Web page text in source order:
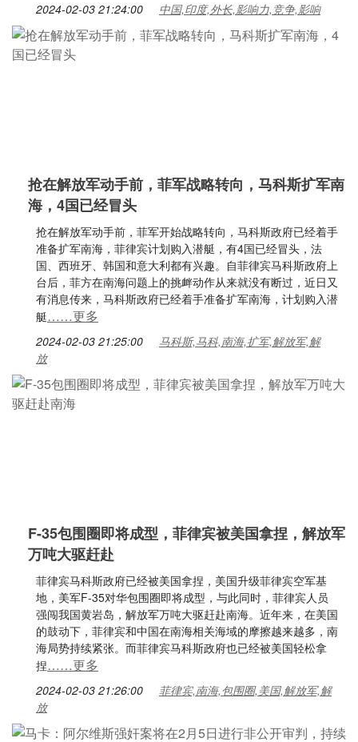
2024-02-03 21:24:00 中国,印度,外长,影响力,竞争,影响
抢在解放军动手前，菲军战略转向，马科斯扩军南
海，4国已经冒头
抢在解放军动手前，菲军开始战略转向，马科斯政府已经着手
准备扩军南海，菲律宾计划购入潜艇，有4国已经冒头，法
国、西班牙、韩国和意大利都有兴趣。自菲律宾马科斯政府上
台后，菲方在南海问题上的挑衅动作从来就没有断过，近日又
有消息传来，马科斯政府已经着手准备扩军南海，计划购入潜
艇……更多
2024-02-03 21:25:00
马科斯,马科,南海,扩军,解放军,解
放
F-35包围圈即将成型，菲律宾被美国拿捏，解放军
万吨大驱赶赴
菲律宾马科斯政府已经被美国拿捏，美国升级菲律宾空军基
地，美军F-35对华包围圈即将成型，与此同时，菲律宾人员
强闯我国黄岩岛，解放军万吨大驱赶赴南海。近年来，在美国
的鼓动下，菲律宾和中国在南海相关海域的摩擦越来越多，南
海局势持续紧张。而菲律宾马科斯政府也已经被美国轻松拿
捏……更多
2024-02-03 21:26:00
菲律宾,南海,包围圈,美国,解放军,解
放